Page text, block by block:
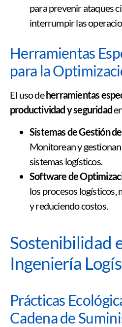
para prevenir ataques
interrumpir las
Herramientas
para la
El uso de herramientas
productividad y seguridad
Sistemas de Gestión
Monitorean y
sistemas logísticos.
Software de
los procesos logísticos,
y reduciendo costos.
Sostenibilidad
Ingeniería
Prácticas
Cadena de